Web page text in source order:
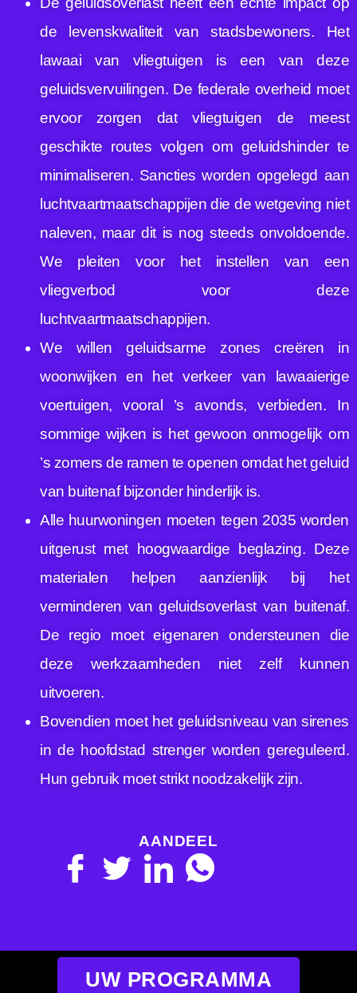
de levenskwaliteit van stadsbewoners. Het
lawaai van vliegtuigen is een van deze
geluidsvervuilingen. De federale overheid moet
ervoor zorgen dat vliegtuigen de meest
geschikte routes volgen om geluidshinder te
minimaliseren. Sancties worden opgelegd aan
luchtvaartmaatschappijen die de wetgeving niet
naleven, maar dit is nog steeds onvoldoende.
We pleiten voor het instellen van een
vliegverbod voor deze
luchtvaartmaatschappijen.
We willen geluidsarme zones creëren in
woonwijken en het verkeer van lawaaierige
voertuigen, vooral ’s avonds, verbieden. In
sommige wijken is het gewoon onmogelijk om
’s zomers de ramen te openen omdat het geluid
van buitenaf bijzonder hinderlijk is.
Alle huurwoningen moeten tegen 2035 worden
uitgerust met hoogwaardige beglazing. Deze
materialen helpen aanzienlijk bij het
verminderen van geluidsoverlast van buitenaf.
De regio moet eigenaren ondersteunen die
deze werkzaamheden niet zelf kunnen
uitvoeren.
Bovendien moet het geluidsniveau van sirenes
in de hoofdstad strenger worden gereguleerd.
Hun gebruik moet strikt noodzakelijk zijn.
AANDEEL
UW PROGRAMMA